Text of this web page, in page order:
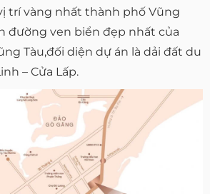
trí vàng nhất thành phố Vũng
đường ven biển đẹp nhất của
Tàu,đối diện dự án là dải đất du
– Cửa Lấp.